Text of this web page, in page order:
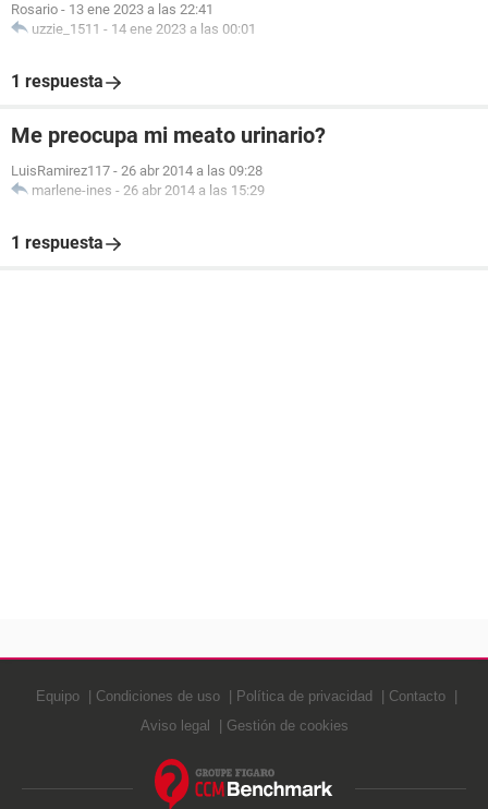
Rosario - 13 ene 2023 a las 22:41
uzzie_1511 - 14 ene 2023 a las 00:01
1 respuesta
Me preocupa mi meato urinario?
LuisRamirez117 - 26 abr 2014 a las 09:28
marlene-ines - 26 abr 2014 a las 15:29
1 respuesta
Equipo Condiciones de uso Política de privacidad
Contacto
Aviso legal
Gestión de cookies